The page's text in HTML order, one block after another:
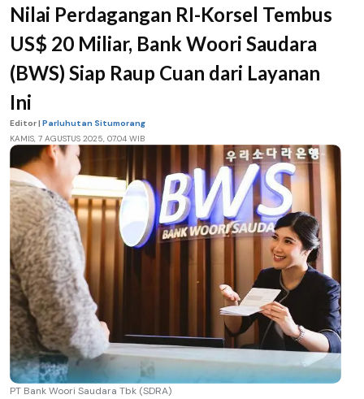
Nilai Perdagangan RI-Korsel Tembus
US$ 20 Miliar, Bank Woori Saudara
(BWS) Siap Raup Cuan dari Layanan
Ini
Editor | Parluhutan Situmorang
KAMIS, 7 AGUSTUS 2025, 07.04 WIB
PT Bank Woori Saudara Tbk (SDRA)